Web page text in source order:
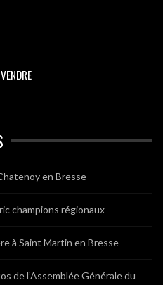
en Bresse
champions régionaux
à Saint Martin en Bresse
de l’Assemblée Générale du